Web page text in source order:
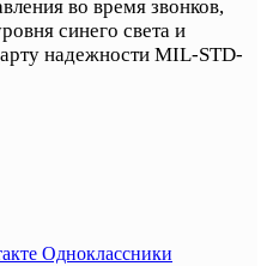
во время звонков,
синего света и
надежности MIL-STD-
Одноклассники